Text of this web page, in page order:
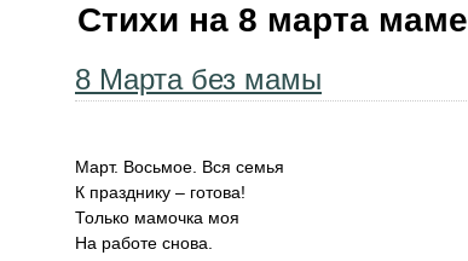
Стихи на 8 марта маме
8 Марта без мамы
Март. Восьмое. Вся семья
К празднику – готова!
Только мамочка моя
На работе снова.